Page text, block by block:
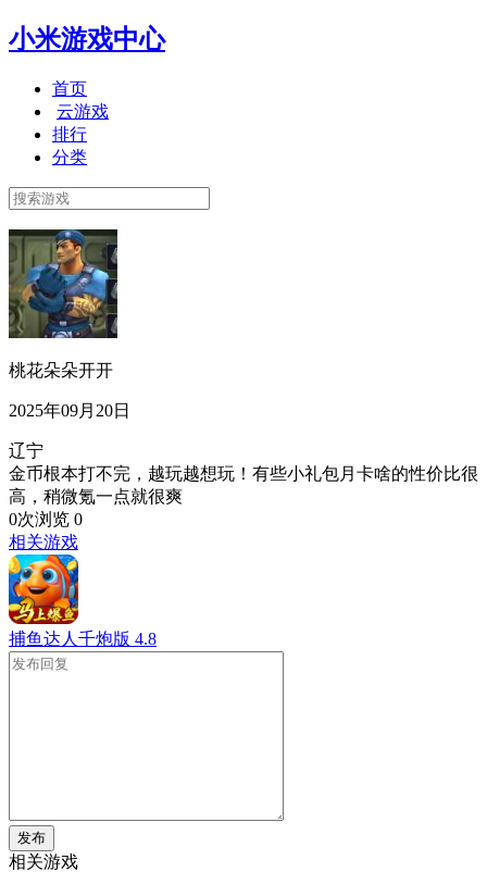
小米游戏中心
首页
云游戏
排行
分类
桃花朵朵开开
2025年09月20日
辽宁
金币根本打不完，越玩越想玩！有些小礼包月卡啥的性价比很
高，稍微氪一点就很爽
0次浏览 0
相关游戏
捕鱼达人千炮版 4.8
发布
相关游戏